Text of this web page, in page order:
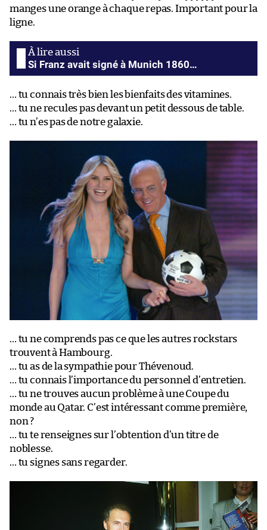
manges une orange à chaque repas. Important pour la
ligne.
Si Franz avait signé à Munich 1860…
… tu connais très bien les bienfaits des vitamines.
… tu ne recules pas devant un petit dessous de table.
… tu n’es pas de notre galaxie.
… tu ne comprends pas ce que les autres rockstars
trouvent à Hambourg.
… tu as de la sympathie pour Thévenoud.
… tu connais l’importance du personnel d’entretien.
… tu ne trouves aucun problème à une Coupe du
monde au Qatar. C’est intéressant comme première,
non ?
… tu te renseignes sur l’obtention d’un titre de
noblesse.
… tu signes sans regarder.